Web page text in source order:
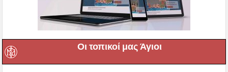
Οι τοπικοί μας Άγιοι